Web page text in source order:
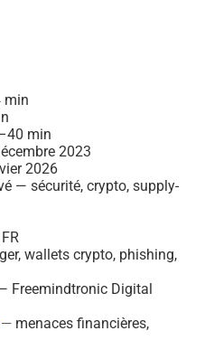
min
min
2023
2026
— sécurité, crypto, supply-
FR
wallets crypto, phishing,
Freemindtronic Digital
— menaces financières,